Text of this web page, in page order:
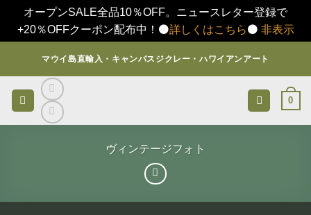
オープンSALE全品10％OFF。ニュースレター登録で
+20％OFFクーポン配布中！⚫️詳しくはこちら⚫️ 非表示
マウイ島直輸入・キャンバスジクレー・ハワイアンアート
0
ヴィンテージフォト